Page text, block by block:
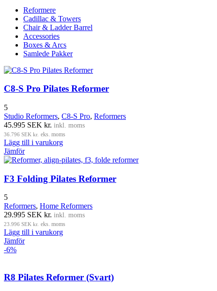
Reformere
Cadillac & Towers
Chair & Ladder Barrel
Accessories
Boxes & Arcs
Samlede Pakker
C8-S Pro Pilates Reformer
5
Studio Reformers, C8-S Pro, Reformers
45.995 SEK kr. inkl. moms
36.796 SEK kr. eks. moms
Lägg till i varukorg
Jämför
F3 Folding Pilates Reformer
5
Reformers, Home Reformers
29.995 SEK kr. inkl. moms
23.996 SEK kr. eks. moms
Lägg till i varukorg
Jämför
-6%
R8 Pilates Reformer (Svart)